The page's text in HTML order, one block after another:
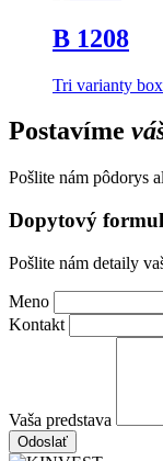
B 1208
Tri varianty
Postavíme
Pošlite nám pôdorys
Dopytový
Pošlite nám detaily
Meno
Kontakt
Vaša predstava
Odoslať